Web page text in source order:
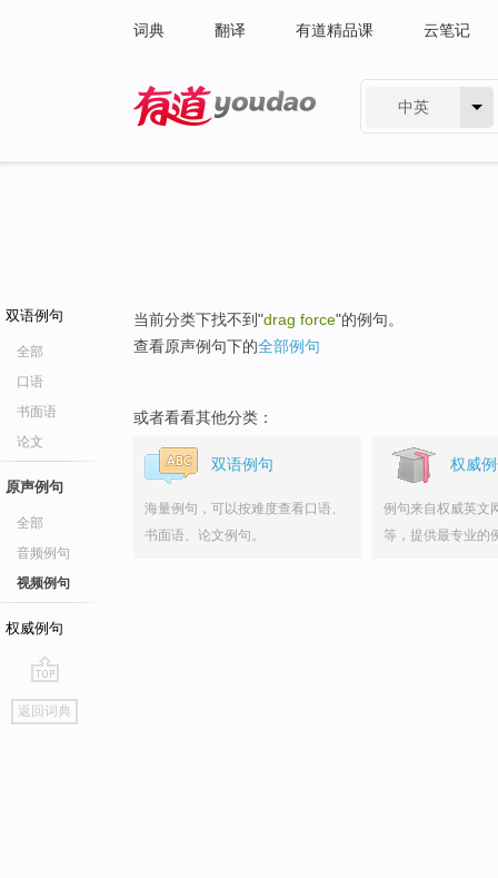
词典 翻译 有道精品课 云笔记
中英
双语例句
全部
口语
书面语
论文
原声例句
全部
音频例句
视频例句
权威例句
go
top
返回词典
当前分类下找不到"drag force"的例句。
查看原声例句下的全部例句
或者看看其他分类：
双语例句
海量例句，可以按难度查看口语、
书面语、论文例句。
权威
例句来自权威英文
等，提供最专业的